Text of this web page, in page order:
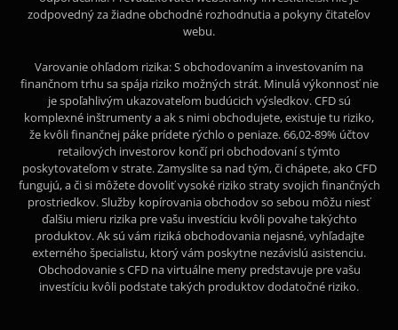
zodpovedný za žiadne obchodné rozhodnutia a pokyny čitateľov
webu.
Varovanie ohľadom rizika: S obchodovaním a investovaním na
finančnom trhu sa spája riziko možných strát. Minulá výkonnosť nie
je spoľahlivým ukazovateľom budúcich výsledkov. CFD sú
komplexné inštrumenty a ak s nimi obchodujete, existuje tu riziko,
že kvôli finančnej páke prídete rýchlo o peniaze. 66,02-89% účtov
retailových investorov končí pri obchodovaní s týmto
poskytovateľom v strate. Zamyslite sa nad tým, či chápete, ako CFD
fungujú, a či si môžete dovoliť vysoké riziko straty svojich finančných
prostriedkov. Služby kopírovania obchodov so sebou môžu niesť
ďalšiu mieru rizika pre vašu investíciu kvôli povahe takýchto
produktov. Ak sú vám riziká obchodovania nejasné, vyhľadajte
externého špecialistu, ktorý vám poskytne nezávislú asistenciu.
Obchodovanie s CFD na virtuálne meny predstavuje pre vašu
investíciu kvôli podstate takých produktov dodatočné riziko.